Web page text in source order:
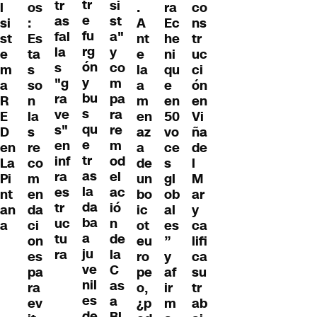
l
si
st
e
m
a
R
E
D
en
La
Pi
nt
an
a
os
:
Es
ta
s
so
n
la
s
re
co
m
en
da
ci
on
es
pa
ra
ev
tr
as
fal
la
s
"g
ra
ve
s"
en
inf
ra
es
tr
uc
tu
ra
tr
e
fu
rg
ón
y
bu
s
qu
e
tr
as
la
da
ba
a
ju
ve
nil
es
si
st
a"
y
co
m
pa
ra
re
m
od
el
ac
ió
n
de
la
C
as
a
.
A
nt
e
la
a
m
en
az
a
de
un
bo
ic
ot
eu
ro
pe
o,
¿p
ra
Ec
he
ni
qu
e
en
50
vo
ce
s
gl
ob
al
es
”
y
af
ir
m
co
ns
tr
uc
ci
ón
en
Vi
ña
de
l
M
ar
y
ca
lifi
ca
su
tr
ab